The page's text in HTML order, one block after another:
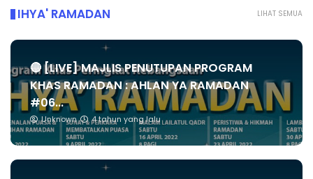
LIHAT SEMUA
IHYA' RAMADAN
🔴 [LIVE] MAJLIS PENUTUPAN PROGRAM
KHAS RAMADAN : AHLAN YA RAMADAN
#06...
Unknown 4 tahun yang lalu